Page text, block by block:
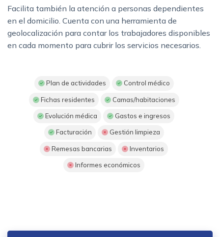
Facilita también la atención a personas dependientes
en el domicilio. Cuenta con una herramienta de
geolocalización para contar los trabajadores disponibles
en cada momento para cubrir los servicios necesarios.
Plan de actividades Control médico
Fichas residentes Camas/habitaciones
Evolución médica Gastos e ingresos
Facturación Gestión limpieza
Remesas bancarias Inventarios
Informes económicos